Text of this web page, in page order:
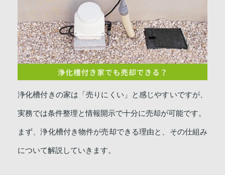
浄化槽付きの家は「売りにくい」と感じやすいですが、
実務では条件整理と情報開示で十分に売却が可能です。
まず、浄化槽付き物件が売却できる理由と、その仕組み
について解説していきます。